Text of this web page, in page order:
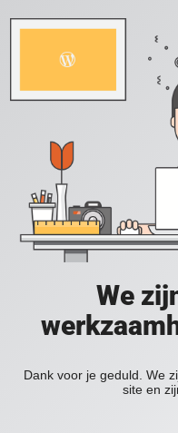
We
Dank voor je geduld. We
site en